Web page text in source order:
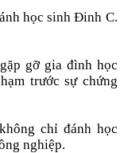
học sinh Đinh C.
gỡ gia đình học
trước sự chứng
chỉ đánh học
nghiệp.